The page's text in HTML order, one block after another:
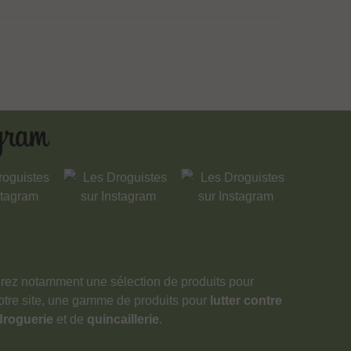
notamment une sélection de produits pour
site, une gamme de produits pour lutter contre
et de quincaillerie.